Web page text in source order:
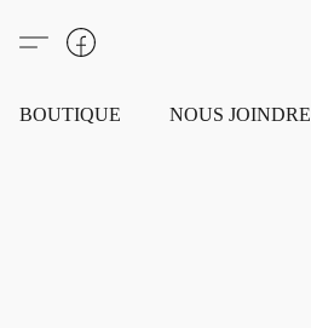
BOUTIQUE NOUS JOINDRE